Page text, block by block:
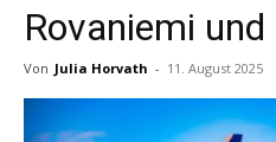
Rovaniemi
Von Julia Horvath - 11. August 2025